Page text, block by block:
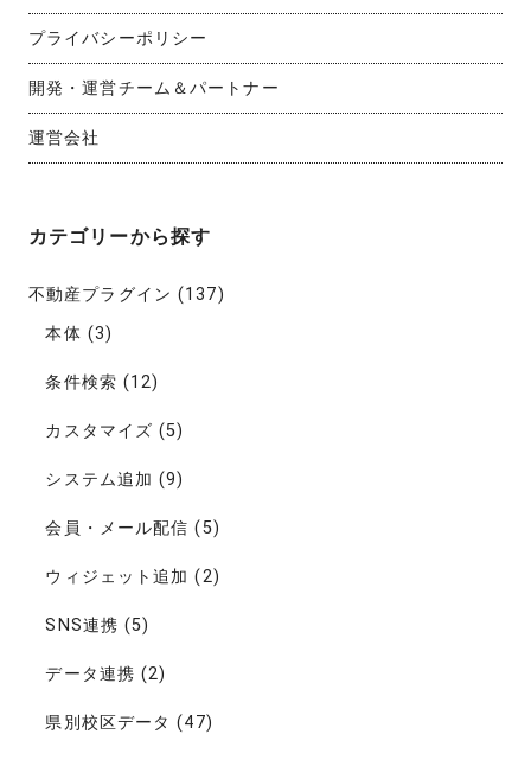
プライバシーポリシー
開発・運営チーム＆パートナー
運営会社
カテゴリーから探す
不動産プラグイン (137)
本体 (3)
条件検索 (12)
カスタマイズ (5)
システム追加 (9)
会員・メール配信 (5)
ウィジェット追加 (2)
SNS連携 (5)
データ連携 (2)
県別校区データ (47)